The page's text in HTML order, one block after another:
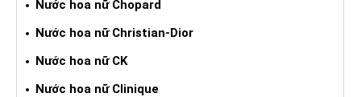
Nước hoa nữ Chopard
Nước hoa nữ Christian-Dior
Nước hoa nữ CK
Nước hoa nữ Clinique